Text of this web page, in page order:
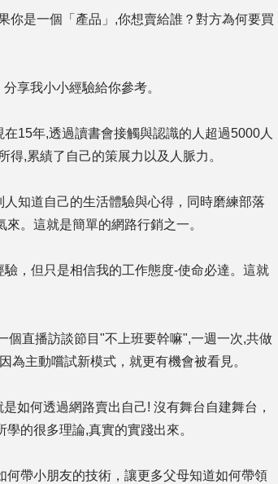
你是一個「產品」,你想賣給誰？對方為何要買
享我小小經驗給你參考。
15年,透過讀書會接觸與認識的人超過5000人
得,累績了自己的策展力以及人脈力。
知道自己的生活體驗與心得，同時磨練部落
。這就是簡單的網路行銷之一。
，但只是相信我的工作態度-使命必達。這就
個直播訪談節目"不上班要幹嘛",一週一次,共做
為主動嚐試新模式，就更有機會被看見。
如何透過網路賣出自己! 沒有舞台自建舞台，
的很多理論,真實的實踐出來。
帶小朋友的技術，讓更多父母知道如何帶領